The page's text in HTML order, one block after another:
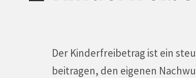
Der Kinderfreibetrag ist ein
beitragen, den eigenen